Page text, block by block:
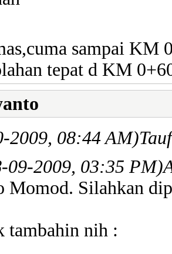
sampai KM
tepat d KM
2009, 08:44 AM)
09-2009, 03:35 PM)
Momod. Silahkan
tambahin nih :